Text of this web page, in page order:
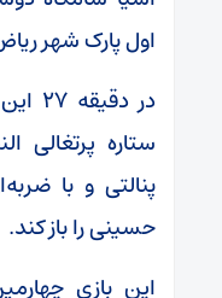
اول پارک شهر
در
ستاره پرتغالی
پنالتی و با
حسینی را باز کند.
این بازی